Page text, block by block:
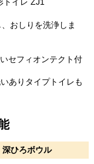
おしりを洗浄しま
セフィオンテクト付
ありタイプトイレも
深ひろボウル